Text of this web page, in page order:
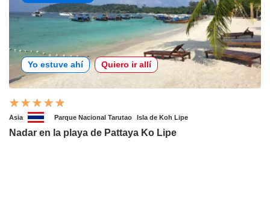
Yo estuve ahí Quiero ir allí
Asia Parque Nacional Tarutao Isla de Koh Lipe
Nadar en la playa de Pattaya Ko Lipe